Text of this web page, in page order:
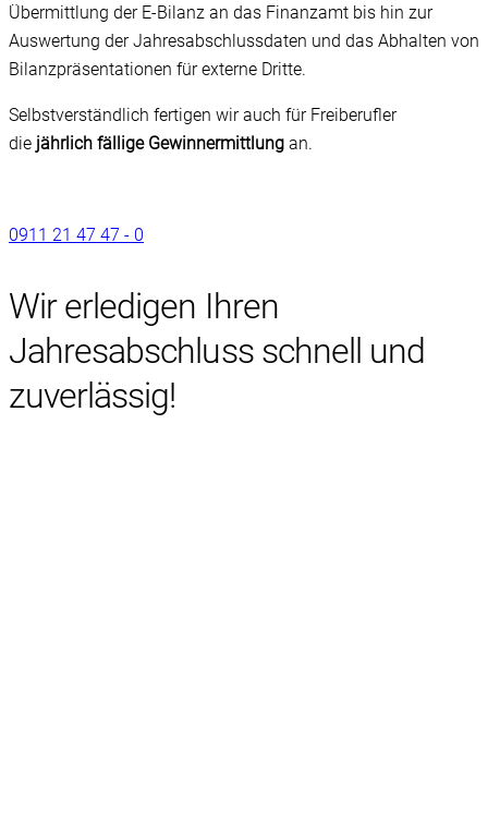
Übermittlung der E-Bilanz an das Finanzamt bis hin zur
Auswertung der Jahresabschlussdaten und das Abhalten von
Bilanzpräsentationen für externe Dritte.
Selbstverständlich fertigen wir auch für Freiberufler
die jährlich fällige Gewinnermittlung an.
0911 21 47 47 - 0
Wir erledigen Ihren
Jahresabschluss schnell und
zuverlässig!